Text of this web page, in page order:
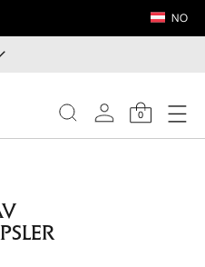
NO
bevegelighet og
hiking- og klatring.
kvalifiserte varer innen
0